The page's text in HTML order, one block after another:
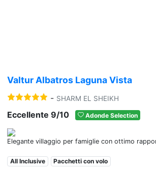
Valtur Albatros Laguna Vista
- SHARM EL SHEIKH
Eccellente 9/10 Adonde Selection
Elegante villaggio per famiglie con ottimo
All Inclusive Pacchetti con volo